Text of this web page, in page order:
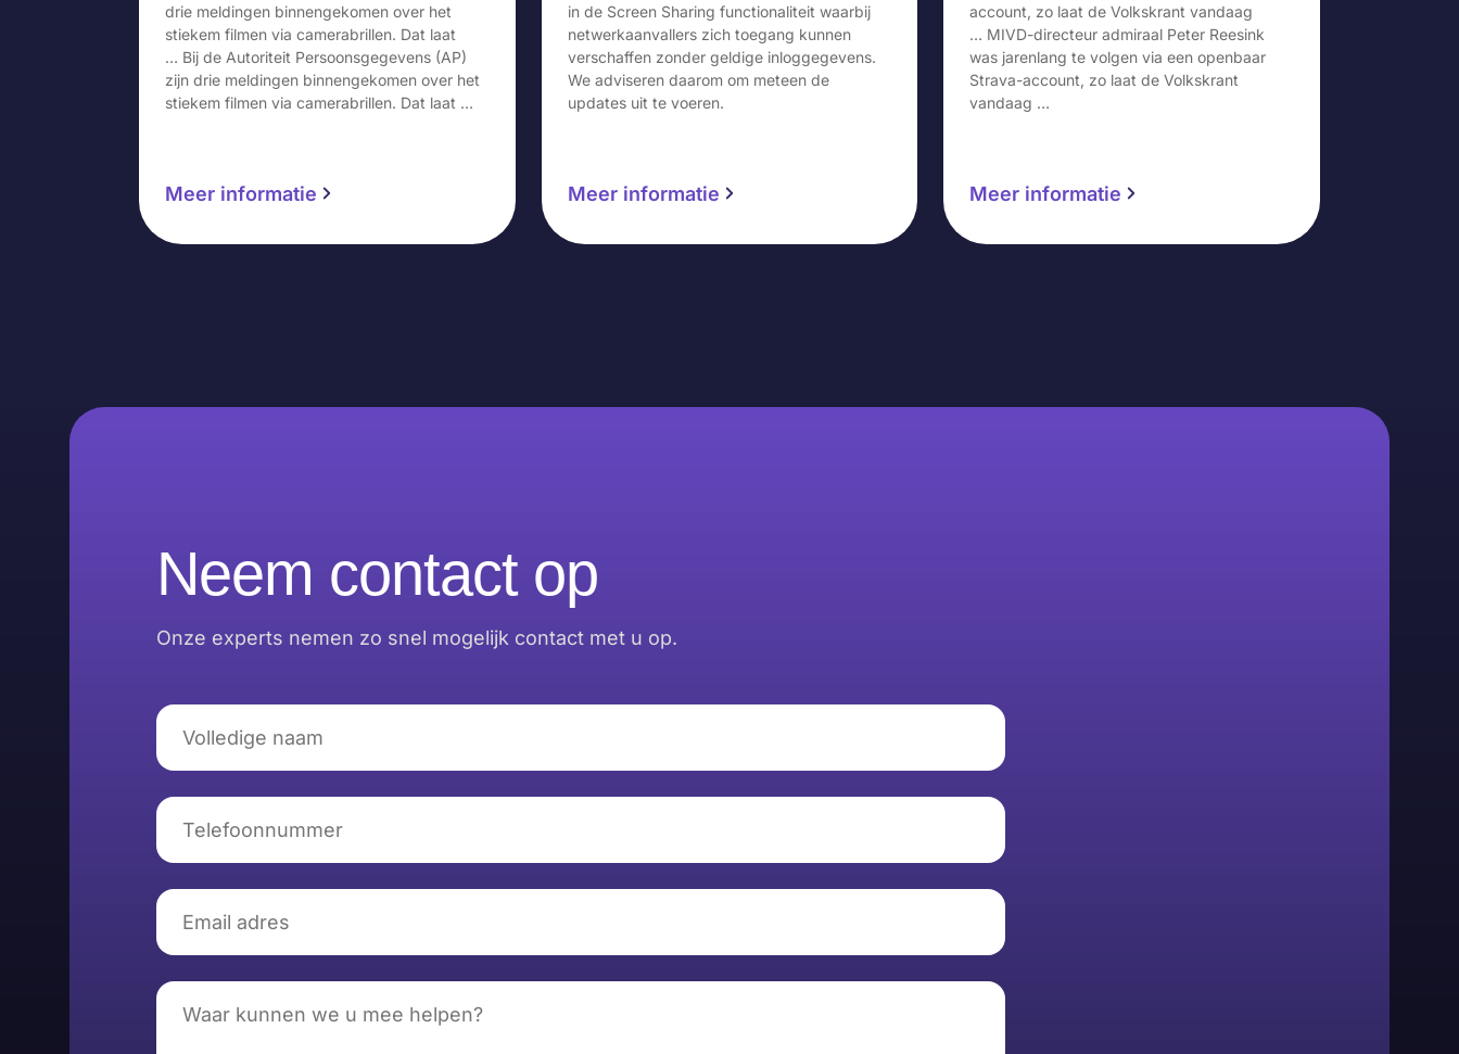
drie meldingen binnengekomen over het
stiekem filmen via camerabrillen. Dat laat
… Bij de Autoriteit Persoonsgegevens (AP)
zijn drie meldingen binnengekomen over het
stiekem filmen via camerabrillen. Dat laat …
Meer informatie
in de Screen Sharing functionaliteit waarbij
netwerkaanvallers zich toegang kunnen
verschaffen zonder geldige inloggegevens.
We adviseren daarom om meteen de
updates uit te voeren.
Meer informatie
account, zo laat de Volkskrant vandaag
… MIVD-directeur admiraal Peter Reesink
was jarenlang te volgen via een openbaar
Strava-account, zo laat de Volkskrant
vandaag …
Meer informatie
Neem contact op
Onze experts nemen zo snel mogelijk contact met u op.